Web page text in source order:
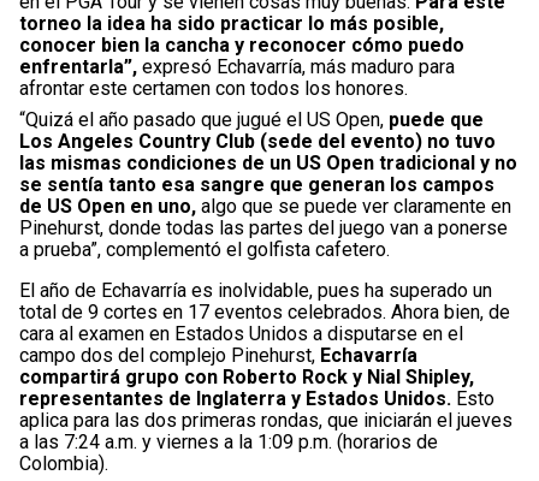
torneo la idea ha sido practicar lo más posible,
conocer bien la cancha y reconocer cómo puedo
enfrentarla”, expresó Echavarría, más maduro para
afrontar este certamen con todos los honores.
“Quizá el año pasado que jugué el US Open, puede que
Los Angeles Country Club (sede del evento) no tuvo
las mismas condiciones de un US Open tradicional y no
se sentía tanto esa sangre que generan los campos
de US Open en uno, algo que se puede ver claramente en
Pinehurst, donde todas las partes del juego van a ponerse
a prueba”, complementó el golfista cafetero.
El año de Echavarría es inolvidable, pues ha superado un
total de 9 cortes en 17 eventos celebrados. Ahora bien, de
cara al examen en Estados Unidos a disputarse en el
campo dos del complejo Pinehurst, Echavarría
compartirá grupo con Roberto Rock y Nial Shipley,
representantes de Inglaterra y Estados Unidos. Esto
aplica para las dos primeras rondas, que iniciarán el jueves
a las 7:24 a.m. y viernes a la 1:09 p.m. (horarios de
Colombia).